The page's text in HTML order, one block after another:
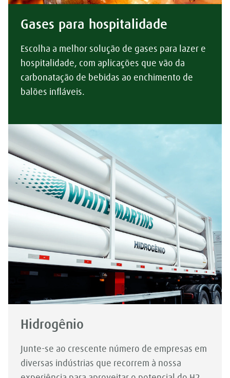
Gases para hospitalidade
Escolha a melhor solução de gases para lazer e
hospitalidade, com aplicações que vão da
carbonatação de bebidas ao enchimento de
balões infláveis.
Hidrogênio
Junte-se ao crescente número de empresas em
diversas indústrias que recorrem à nossa